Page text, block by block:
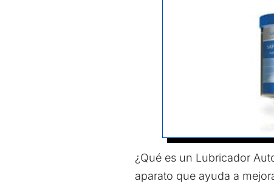
¿Qué es un Lubricador
aparato que ayuda a